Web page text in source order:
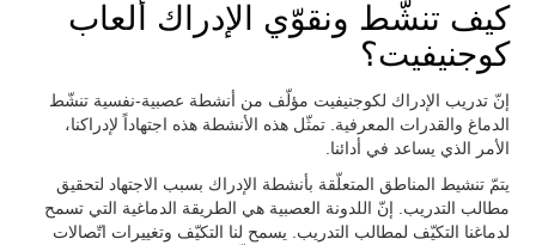
كيف تنشّط ونقوّي الإدراك ألعاب
كوجنيفيت؟
إنّ تدريب الإدراك لكوجنيفيت مؤلّف من أنشطة عصبية-نفسية تنشّط
الدماغ والقدرات المعرفية. تمثّل هذه الأنشطة هذه اجتهاداً لإدراكنا،
الأمر الذي يساعد في أدائنا.
يتمّ تنشيط المناطق المتعلّقة بأنشطة الإدراك بسبب الاجتهاد لتحقيق
مطالب التدريب. إنّ اللدونة العصبية هي الطريقة الدماغية التي تسمح
لدماغنا التكيّف لمطالب التدريب. يسمح لنا التكيّف وتغييرات اتّصالات